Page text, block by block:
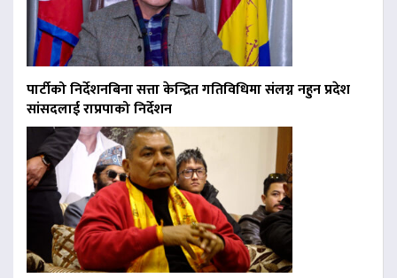
पार्टीको निर्देशनबिना सत्ता केन्द्रित गतिविधिमा संलग्न नहुन प्रदेश
सांसदलाई राप्रपाको निर्देशन